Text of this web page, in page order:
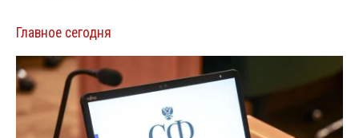
Главное сегодня